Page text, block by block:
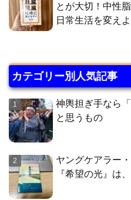
とが大切！中性
日常生活を変えよ
カテゴリー別人気記事
神輿担ぎ手なら
と思うもの
ヤングケアラー
『希望の光』は